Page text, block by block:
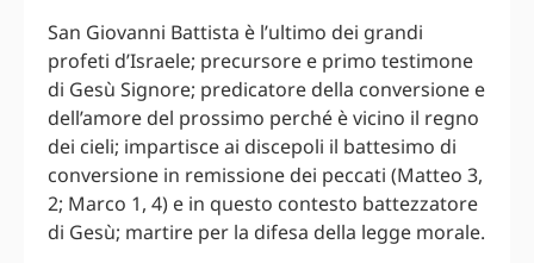
San Giovanni Battista è l’ultimo dei grandi
profeti d’Israele; precursore e primo testimone
di Gesù Signore; predicatore della conversione e
dell’amore del prossimo perché è vicino il regno
dei cieli; impartisce ai discepoli il battesimo di
conversione in remissione dei peccati (Matteo 3,
2; Marco 1, 4) e in questo contesto battezzatore
di Gesù; martire per la difesa della legge morale.